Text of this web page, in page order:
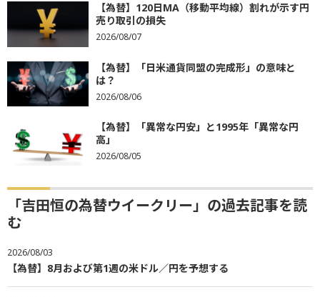
【為替】120日MA（移動平均線）割れが示す円
売り取引の損失
2026/08/07
【為替】「日米通貨同盟の完成形」の意味と
は？
2026/08/06
【為替】「異常な円安」と1995年「異常な円
高」
2026/08/05
「吉田恒の為替ウイークリー」の過去記事を読
む
2026/08/03
【為替】8月および第1週の米ドル／円を予想する